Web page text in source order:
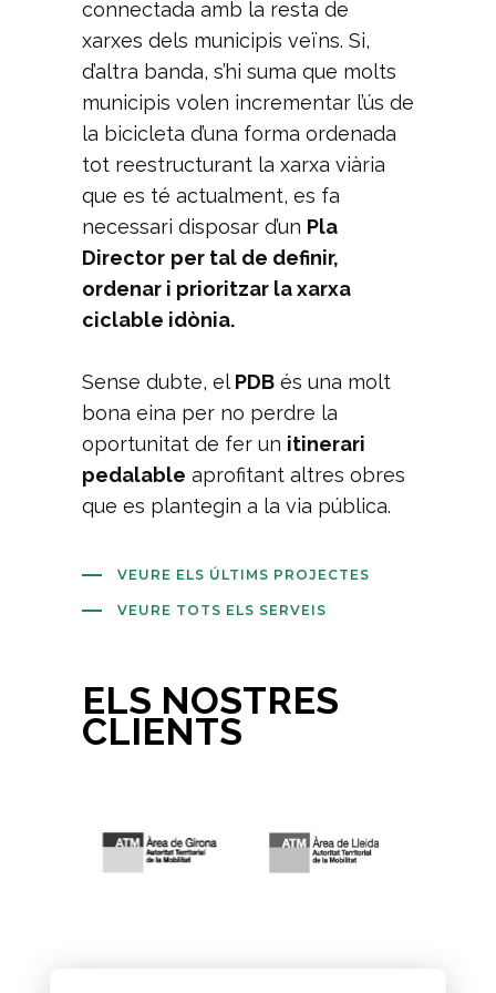
connectada amb la resta de
xarxes dels municipis veïns. Si,
d’altra banda, s’hi suma que molts
municipis volen incrementar l’ús de
la bicicleta d’una forma ordenada
tot reestructurant la xarxa viària
que es té actualment, es fa
necessari disposar d’un Pla
Director per tal de definir,
ordenar i prioritzar la xarxa
ciclable idònia.
Sense dubte, el PDB és una molt
bona eina per no perdre la
oportunitat de fer un itinerari
pedalable aprofitant altres obres
que es plantegin a la via pública.
VEURE ELS ÚLTIMS PROJECTES
VEURE TOTS ELS SERVEIS
ELS NOSTRES
CLIENTS